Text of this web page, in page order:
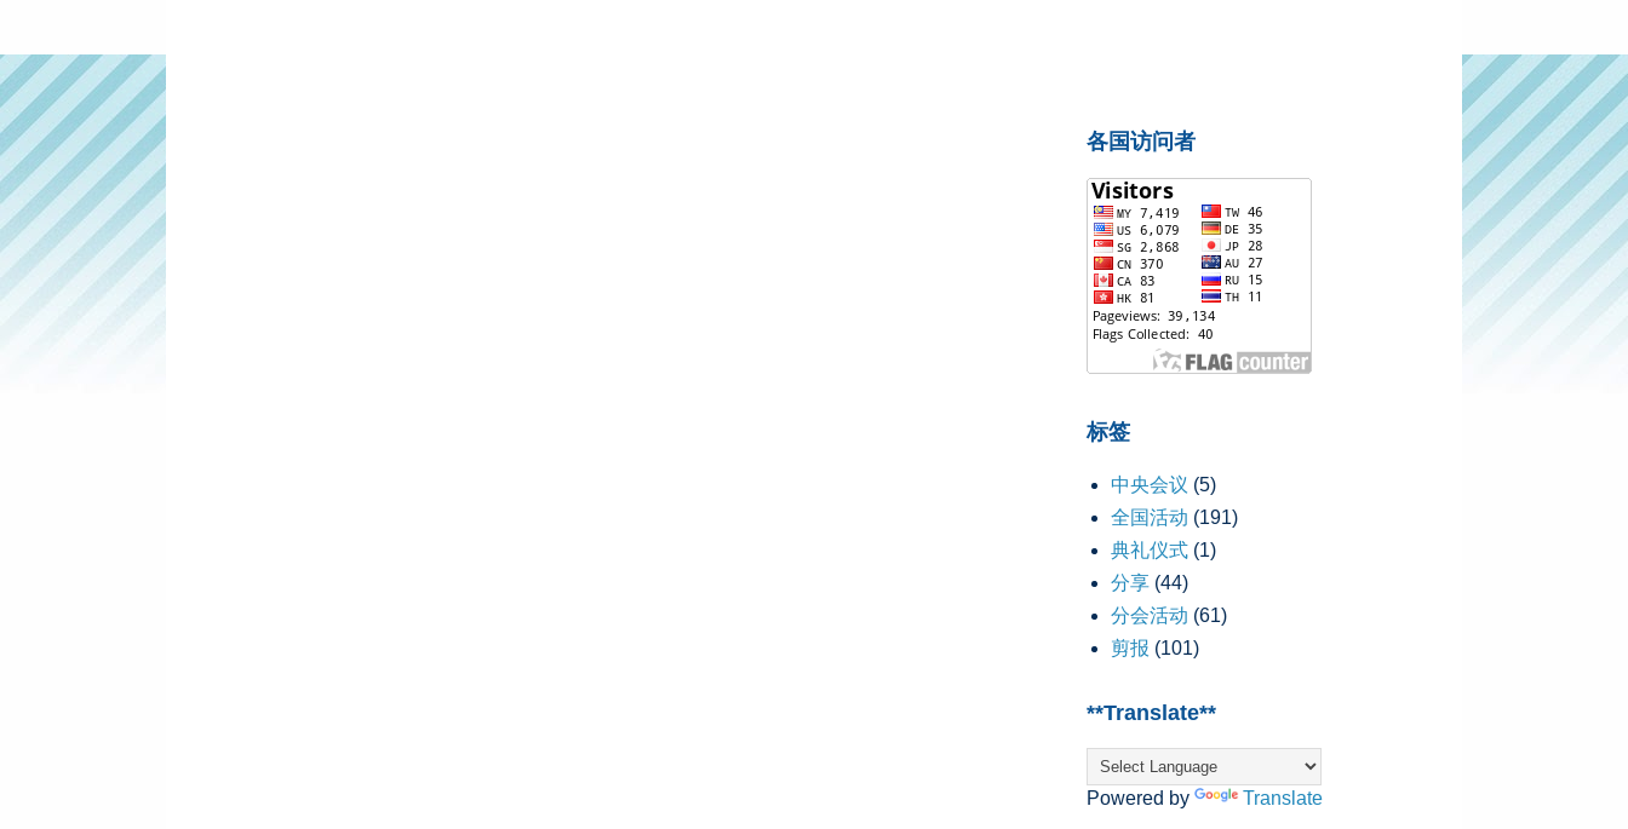
各国访问者
标签
中央会议 (5)
全国活动 (191)
典礼仪式 (1)
分享 (44)
分会活动 (61)
剪报 (101)
**Translate**
Powered by Translate